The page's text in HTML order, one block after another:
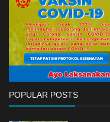
Kontak
Login
POPULAR POSTS